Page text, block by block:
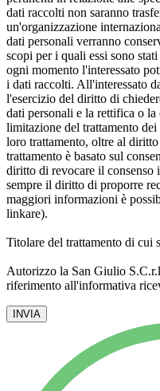
dati raccolti non saranno
un'organizzazione
dati personali verranno
scopi per i quali essi sono
ogni momento l'interessato
i dati raccolti. All'interessato
l'esercizio del diritto di
dati personali e la rettifica o la
limitazione del trattamento
loro trattamento, oltre al
trattamento è basato sul
diritto di revocare il consenso
sempre il diritto di proporre
maggiori informazioni è
linkare).
Titolare del trattamento di cui
Autorizzo la San Giulio
riferimento all'informativa
INVIA